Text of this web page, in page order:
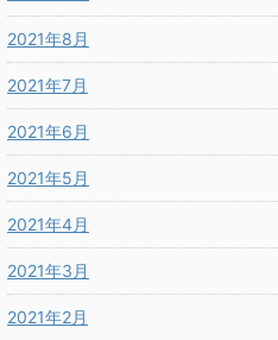
2021年8月
2021年7月
2021年6月
2021年5月
2021年4月
2021年3月
2021年2月